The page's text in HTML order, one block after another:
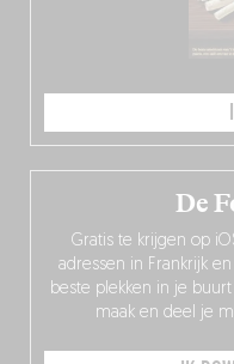
De
Gratis te krijgen op
adressen in Frankrijk
beste plekken in je buurt
maak en deel je